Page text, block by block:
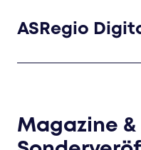
ASRegio
Magazine &